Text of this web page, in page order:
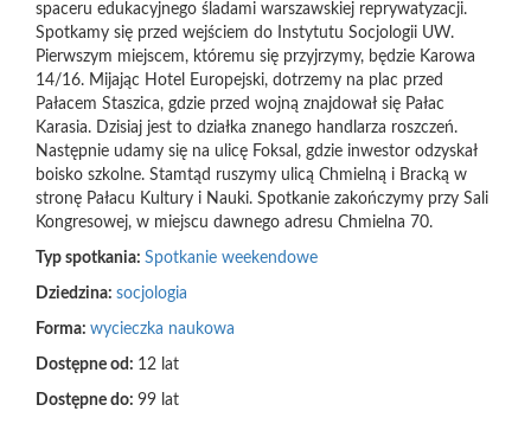
spaceru edukacyjnego śladami warszawskiej reprywatyzacji.
Spotkamy się przed wejściem do Instytutu Socjologii UW.
Pierwszym miejscem, któremu się przyjrzymy, będzie Karowa
14/16. Mijając Hotel Europejski, dotrzemy na plac przed
Pałacem Staszica, gdzie przed wojną znajdował się Pałac
Karasia. Dzisiaj jest to działka znanego handlarza roszczeń.
Następnie udamy się na ulicę Foksal, gdzie inwestor odzyskał
boisko szkolne. Stamtąd ruszymy ulicą Chmielną i Bracką w
stronę Pałacu Kultury i Nauki. Spotkanie zakończymy przy Sali
Kongresowej, w miejscu dawnego adresu Chmielna 70.
Typ spotkania: Spotkanie weekendowe
Dziedzina: socjologia
Forma: wycieczka naukowa
Dostępne od: 12 lat
Dostępne do: 99 lat